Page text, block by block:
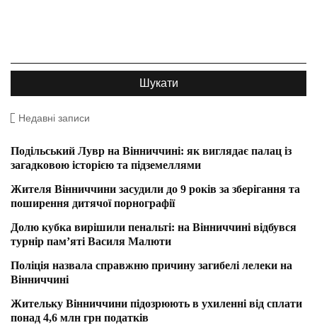
Недавні записи
Подільський Лувр на Вінниччині: як виглядає палац із
загадковою історією та підземеллями
Жителя Вінниччини засудили до 9 років за зберігання та
поширення дитячої порнографії
Долю кубка вирішили пенальті: на Вінниччині відбувся
турнір пам’яті Василя Малюти
Поліція назвала справжню причину загибелі лелеки на
Вінниччині
Жительку Вінниччини підозрюють в ухиленні від сплати
понад 4,6 млн грн податків